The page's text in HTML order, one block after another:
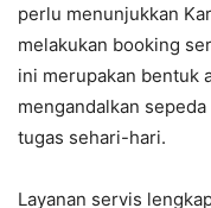
perlu menunjukkan
melakukan booking
ini merupakan bentuk
mengandalkan
tugas sehari-hari.
Layanan servis